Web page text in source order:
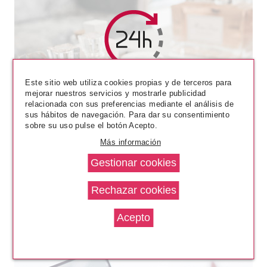
MAYBELLINE BABY LIPS GLOSS
35 FAB AND FUCHSIA
desde
2.30€
Este sitio web utiliza cookies propias y de terceros para
mejorar nuestros servicios y mostrarle publicidad
relacionada con sus preferencias mediante el análisis de
sus hábitos de navegación. Para dar su consentimiento
sobre su uso pulse el botón Acepto.
Más información